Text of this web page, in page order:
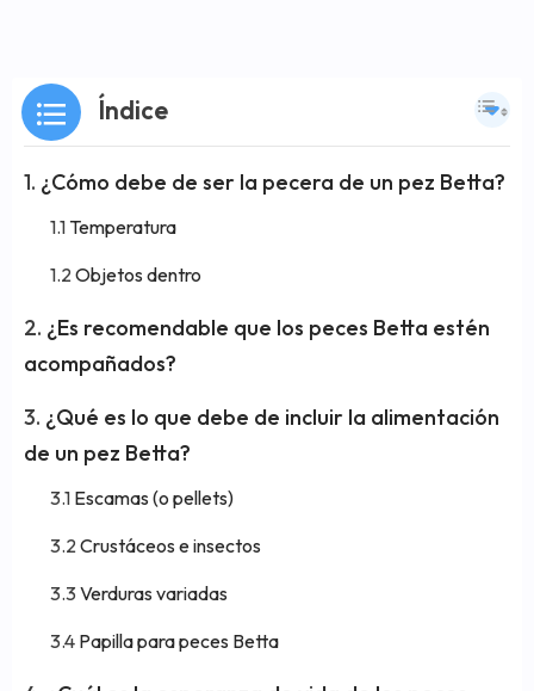
Índice
¿Cómo debe de ser la pecera de un pez Betta?
Temperatura
Objetos dentro
¿Es recomendable que los peces Betta estén
acompañados?
¿Qué es lo que debe de incluir la alimentación
de un pez Betta?
Escamas (o pellets)
Crustáceos e insectos
Verduras variadas
Papilla para peces Betta